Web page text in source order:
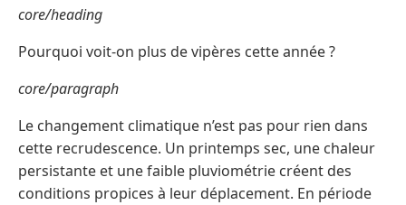
core/heading
Pourquoi voit-on plus de vipères cette année ?
core/paragraph
Le changement climatique n’est pas pour rien dans
cette recrudescence. Un printemps sec, une chaleur
persistante et une faible pluviométrie créent des
conditions propices à leur déplacement. En période